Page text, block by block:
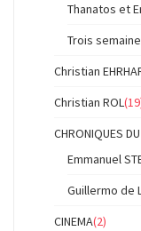
Thanatos et
Trois
Christian
Christian ROL
CHRONIQUES
Emmanuel
Guillermo de
CINEMA(2)